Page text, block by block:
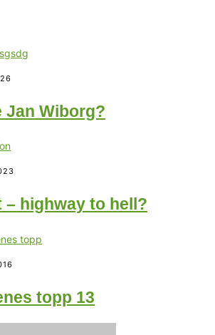
Jan Wiborg?
– highway to hell?
topp 13